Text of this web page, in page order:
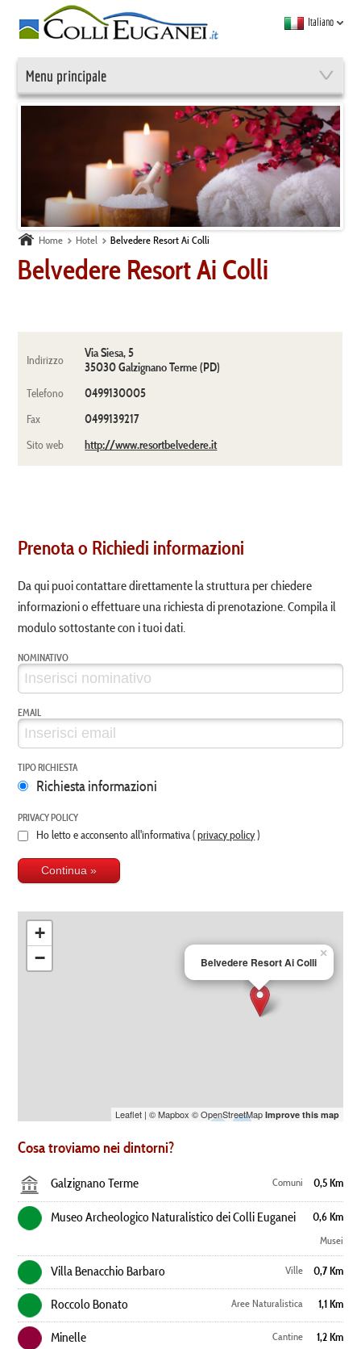
Italiano
Menu principale
Home Hotel Belvedere Resort Ai Colli
Belvedere Resort Ai Colli
Indirizzo
Via Siesa, 5
35030 Galzignano Terme (PD)
Telefono 0499130005
Fax 0499139217
Sito web http://www.resortbelvedere.it
Prenota o Richiedi informazioni
Da qui puoi contattare direttamente la struttura per chiedere
informazioni o effettuare una richiesta di prenotazione. Compila il
modulo sottostante con i tuoi dati.
NOMINATIVO
EMAIL
TIPO RICHIESTA
Richiesta informazioni
PRIVACY POLICY
Ho letto e acconsento all'informativa (privacy policy)
Belvedere Resort Ai Colli
×
+
−
Leaflet| ©Mapbox ©OpenStreetMap Improve this map
Cosa troviamo nei dintorni?
Galzignano Terme 0,5 Km
Comuni
Museo Archeologico Naturalistico dei Colli Euganei 0,6 Km
Musei
Villa Benacchio Barbaro 0,7 Km
Ville
Roccolo Bonato 1,1 Km
Aree Naturalistica
Minelle 1,2 Km
Cantine